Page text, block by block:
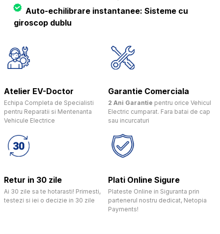
Auto-echilibrare instantanee: Sisteme cu
giroscop dublu
Atelier EV-Doctor
Echipa Completa de Specialisti
pentru Reparatii si Mentenanta
Vehicule Electrice
Garantie Comerciala
2 Ani Garantie pentru orice Vehicul
Electric cumparat. Fara batai de cap
sau incurcaturi
Retur in 30 zile
Ai 30 zile sa te hotarasti! Primesti,
testezi si iei o decizie in 30 zile
Plati Online Sigure
Plateste Online in Siguranta prin
partenerul nostru dedicat, Netopia
Payments!